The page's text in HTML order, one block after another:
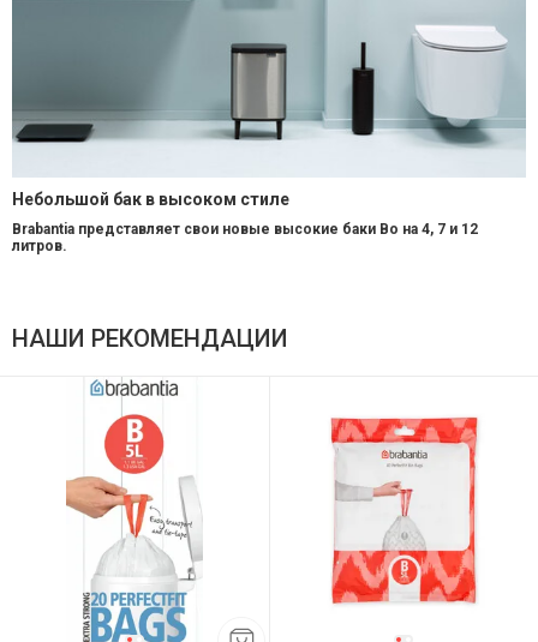
Небольшой бак в высоком стиле
Brabantia представляет свои новые высокие баки Bo на 4, 7 и 12
литров.
НАШИ РЕКОМЕНДАЦИИ